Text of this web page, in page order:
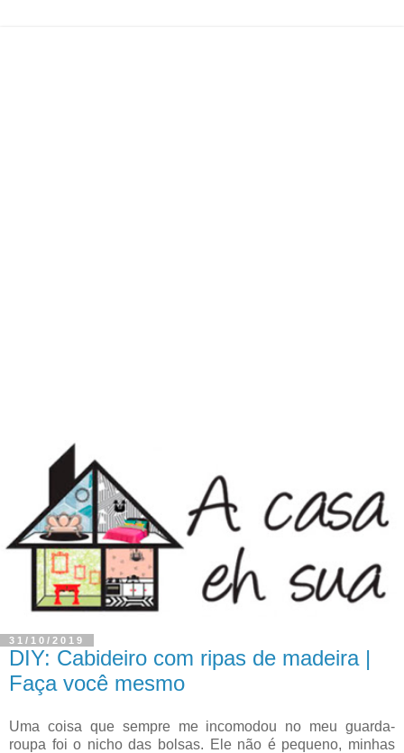
31/10/2019
DIY: Cabideiro com ripas de madeira |
Faça você mesmo
Uma coisa que sempre me incomodou no meu guarda-
roupa foi o nicho das bolsas. Ele não é pequeno, minhas